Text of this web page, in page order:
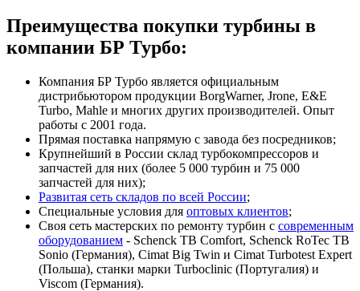
Преимущества покупки турбины в
компании БР Турбо:
Компания БР Турбо является официальным
дистрибьютором продукции BorgWarner, Jrone, E&E
Turbo, Mahle и многих других производителей. Опыт
работы с 2001 года.
Прямая поставка напрямую с завода без посредников;
Крупнейший в России склад турбокомпрессоров и
запчастей для них (более 5 000 турбин и 75 000
запчастей для них);
Развитая сеть складов по всей России;
Специальные условия для оптовых клиентов;
Своя сеть мастерских по ремонту турбин с современным
оборудованием - Schenck TB Comfort, Schenck RoTec TB
Sonio (Германия), Cimat Big Twin и Cimat Turbotest Expert
(Польша), станки марки Turboclinic (Португалия) и
Viscom (Германия).